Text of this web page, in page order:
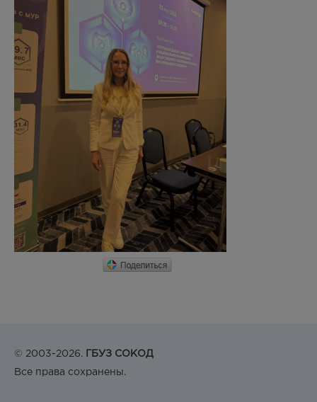
© 2003-2026. ГБУЗ СОКОД
Все права сохранены.